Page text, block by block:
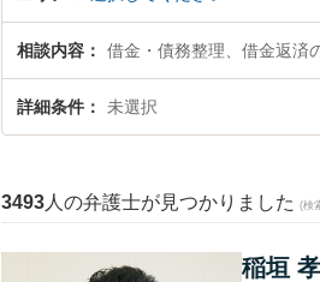
相談内容 借金・債務整理、借金返済
詳細条件 未選択
3493 人の弁護士が見つかりました (検
稲垣